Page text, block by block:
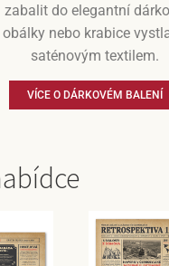
zabalit do elegantní
obálky nebo krabice
saténovým textilem.
VÍCE O DÁRKOVÉM BALENÍ